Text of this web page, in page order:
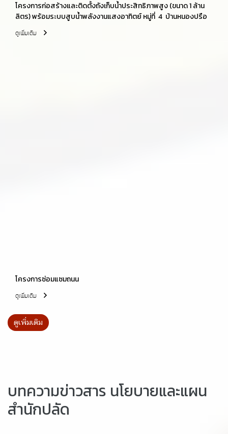
โครงการก่อสร้างและติดตั้งถังเก็บน้ำประสิทธิภาพสูง (ขนาด 1 ล้าน
ลิตร) พร้อมระบบสูบน้ำพลังงานแสงอาทิตย์ หมู่ที่ 4 บ้านหนองปรือ
ดูเพิ่มเติม
โครงการซ่อมแซมถนน
ดูเพิ่มเติม
ดูเพิ่มเติม
บทความข่าวสาร นโยบายและแผน
สำนักปลัด